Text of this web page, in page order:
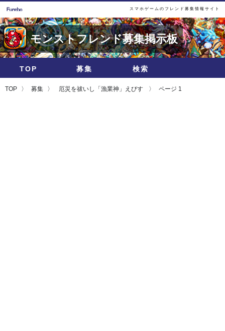
スマホゲームのフレンド募集情報サイト
モンストフレンド募集掲示板
TOP 募集 検索
TOP 募集 厄災を祓いし「漁業神」えびす ページ 1